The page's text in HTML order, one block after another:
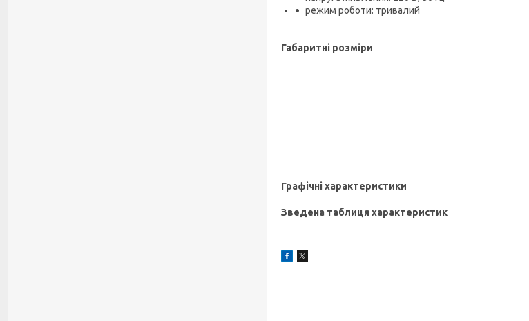
режим роботи: тривалий
Габаритні розміри
Графічні характеристики
Зведена таблиця характеристик